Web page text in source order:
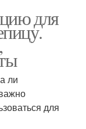
для
ли
для